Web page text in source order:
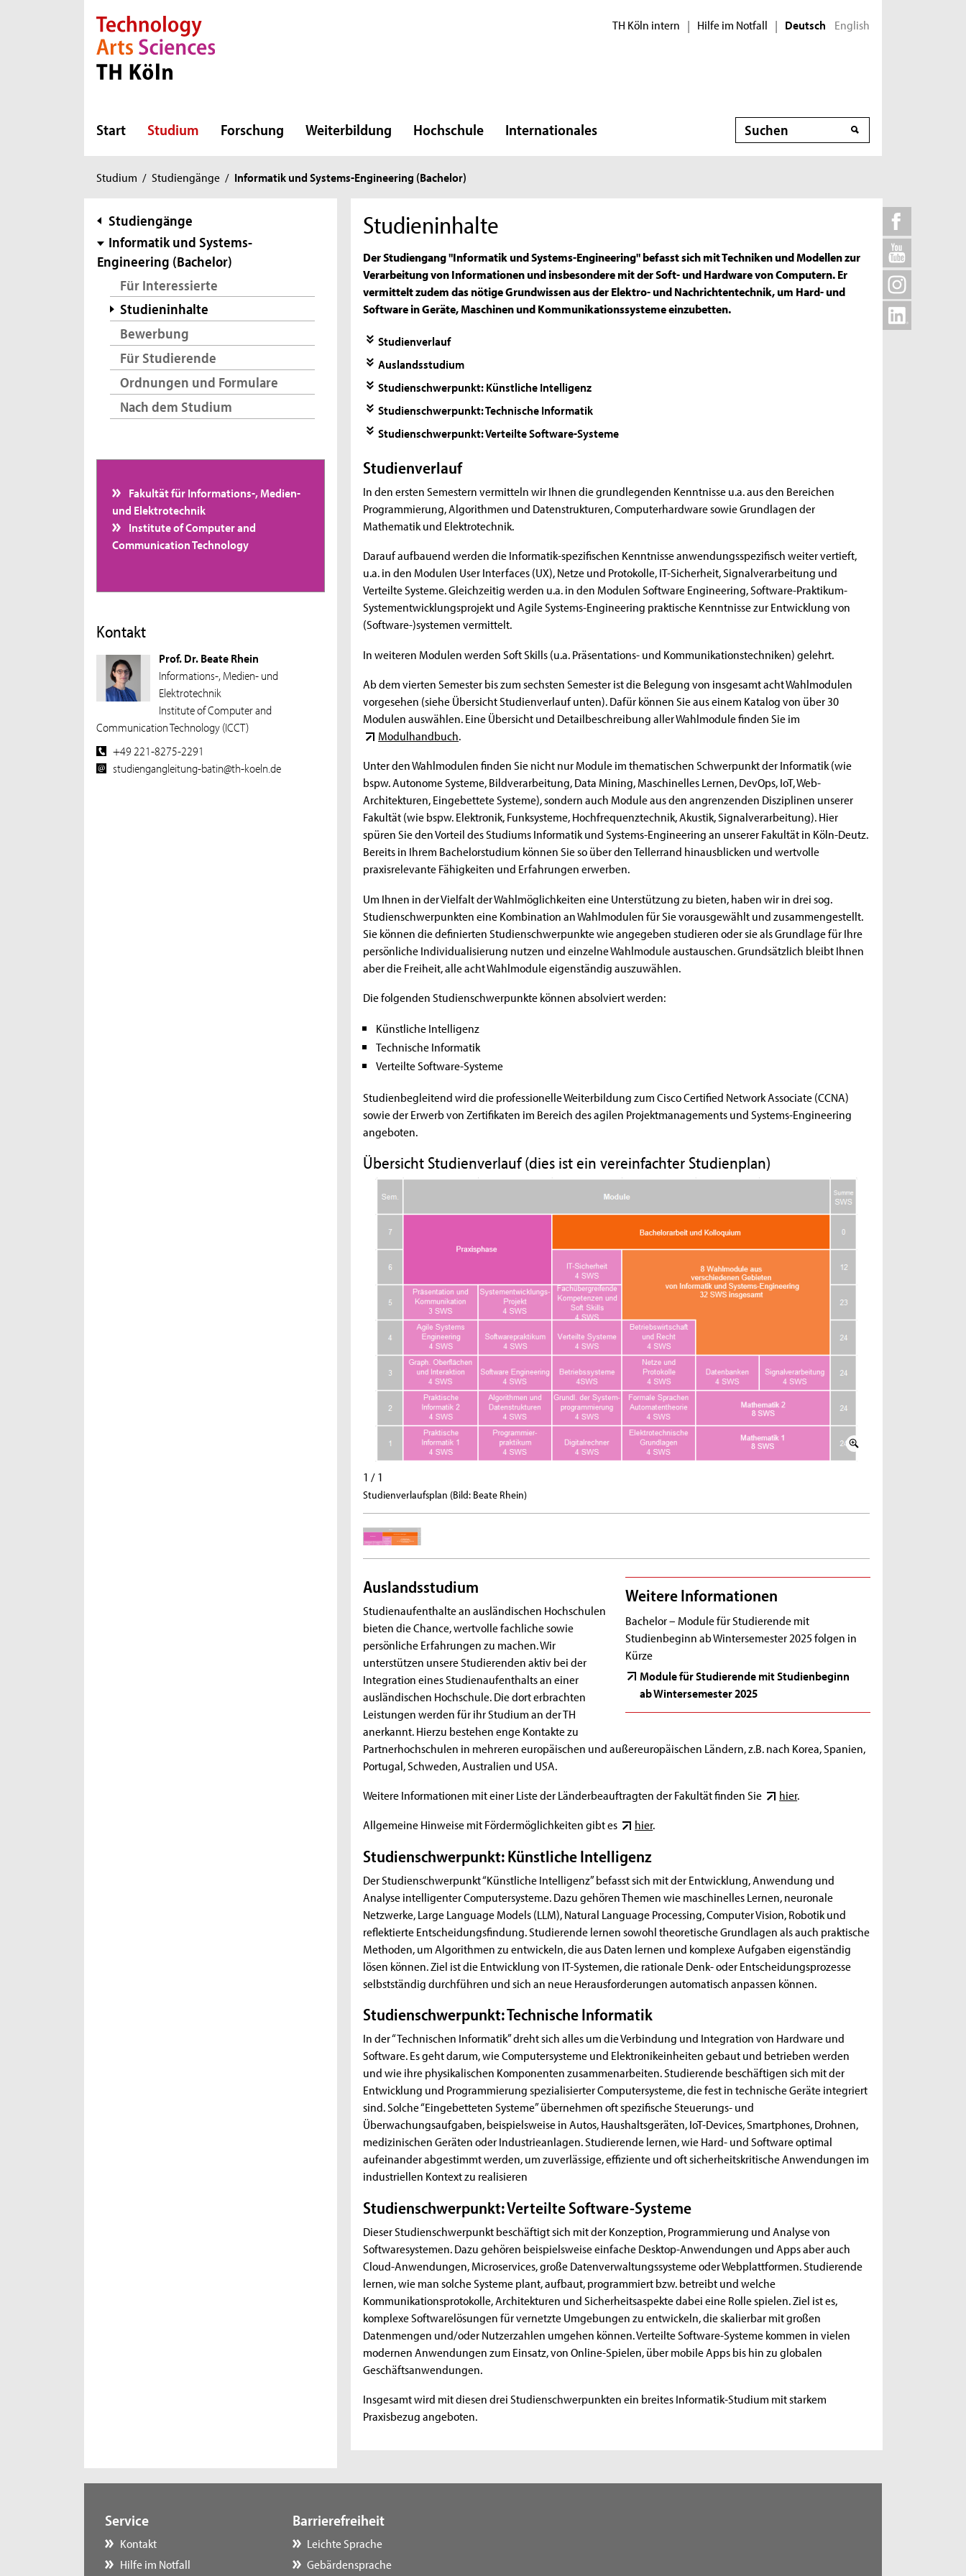
Direkt zur Hauptnavigation
Direkt zur Subnavigation
Direkt zum Inhalt
Direkt zum Fußbereich TH Köln intern | Hilfe im Notfall | Deutsch English
Start Studium Forschung Weiterbildung Hochschule Internationales Suche
Sie
hier:
Studium / Studiengänge / Informatik und Systems-Engineering (Bachelor)
Subnavigation
Studiengänge
Informatik und Systems-
Engineering (Bachelor)
Für Interessierte
Studieninhalte
Bewerbung
Für Studierende
Ordnungen und Formulare
Nach dem Studium
Fakultät für Informations-, Medien-
und Elektrotechnik
Institute of Computer and
Communication Technology
Kontakt
Prof. Dr. Beate Rhein
Informations-, Medien- und
Elektrotechnik
Institute of Computer and
Communication Technology (ICCT)
+49 221-8275-2291
studiengangleitung-batin@th-koeln.de
Studieninhalte
Der Studiengang "Informatik und Systems-Engineering" befasst sich mit Techniken und Modellen zur
Verarbeitung von Informationen und insbesondere mit der Soft- und Hardware von Computern. Er
vermittelt zudem das nötige Grundwissen aus der Elektro- und Nachrichtentechnik, um Hard- und
Software in Geräte, Maschinen und Kommunikationssysteme einzubetten.
Studienverlauf
Auslandsstudium
Studienschwerpunkt: Künstliche Intelligenz
Studienschwerpunkt: Technische Informatik
Studienschwerpunkt: Verteilte Software-Systeme
Studienverlauf
In den ersten Semestern vermitteln wir Ihnen die grundlegenden Kenntnisse u.a. aus den Bereichen
Programmierung, Algorithmen und Datenstrukturen, Computerhardware sowie Grundlagen der
Mathematik und Elektrotechnik.
Darauf aufbauend werden die Informatik-spezifischen Kenntnisse anwendungsspezifisch weiter vertieft,
u.a. in den Modulen User Interfaces (UX), Netze und Protokolle, IT-Sicherheit, Signalverarbeitung und
Verteilte Systeme. Gleichzeitig werden u.a. in den Modulen Software Engineering, Software-Praktikum-
Systementwicklungsprojekt und Agile Systems-Engineering praktische Kenntnisse zur Entwicklung von
(Software-)systemen vermittelt.
In weiteren Modulen werden Soft Skills (u.a. Präsentations- und Kommunikationstechniken) gelehrt.
Ab dem vierten Semester bis zum sechsten Semester ist die Belegung von insgesamt acht Wahlmodulen
vorgesehen (siehe Übersicht Studienverlauf unten). Dafür können Sie aus einem Katalog von über 30
Modulen auswählen. Eine Übersicht und Detailbeschreibung aller Wahlmodule finden Sie im
Modulhandbuch.
Unter den Wahlmodulen finden Sie nicht nur Module im thematischen Schwerpunkt der Informatik (wie
bspw. Autonome Systeme, Bildverarbeitung, Data Mining, Maschinelles Lernen, DevOps, IoT, Web-
Architekturen, Eingebettete Systeme), sondern auch Module aus den angrenzenden Disziplinen unserer
Fakultät (wie bspw. Elektronik, Funksysteme, Hochfrequenztechnik, Akustik, Signalverarbeitung). Hier
spüren Sie den Vorteil des Studiums Informatik und Systems-Engineering an unserer Fakultät in Köln-Deutz.
Bereits in Ihrem Bachelorstudium können Sie so über den Tellerrand hinausblicken und wertvolle
praxisrelevante Fähigkeiten und Erfahrungen erwerben.
Um Ihnen in der Vielfalt der Wahlmöglichkeiten eine Unterstützung zu bieten, haben wir in drei sog.
Studienschwerpunkten eine Kombination an Wahlmodulen für Sie vorausgewählt und zusammengestellt.
Sie können die definierten Studienschwerpunkte wie angegeben studieren oder sie als Grundlage für Ihre
persönliche Individualisierung nutzen und einzelne Wahlmodule austauschen. Grundsätzlich bleibt Ihnen
aber die Freiheit, alle acht Wahlmodule eigenständig auszuwählen.
Die folgenden Studienschwerpunkte können absolviert werden:
Künstliche Intelligenz
Technische Informatik
Verteilte Software-Systeme
Studienbegleitend wird die professionelle Weiterbildung zum Cisco Certified Network Associate (CCNA)
sowie der Erwerb von Zertifikaten im Bereich des agilen Projektmanagements und Systems-Engineering
angeboten.
Übersicht Studienverlauf (dies ist ein vereinfachter Studienplan)
1 / 1
Studienverlaufsplan (Bild: Beate Rhein)
Weitere Informationen
Bachelor – Module für Studierende mit
Studienbeginn ab Wintersemester 2025 folgen in
Kürze
Module für Studierende mit Studienbeginn
ab Wintersemester 2025
Auslandsstudium
Studienaufenthalte an ausländischen Hochschulen
bieten die Chance, wertvolle fachliche sowie
persönliche Erfahrungen zu machen. Wir
unterstützen unsere Studierenden aktiv bei der
Integration eines Studienaufenthalts an einer
ausländischen Hochschule. Die dort erbrachten
Leistungen werden für ihr Studium an der TH
anerkannt. Hierzu bestehen enge Kontakte zu
Partnerhochschulen in mehreren europäischen und außereuropäischen Ländern, z.B. nach Korea, Spanien,
Portugal, Schweden, Australien und USA.
Weitere Informationen mit einer Liste der Länderbeauftragten der Fakultät finden Sie
hier.
Allgemeine Hinweise mit Fördermöglichkeiten gibt es
hier.
Studienschwerpunkt: Künstliche Intelligenz
Der Studienschwerpunkt “Künstliche Intelligenz” befasst sich mit der Entwicklung, Anwendung und
Analyse intelligenter Computersysteme. Dazu gehören Themen wie maschinelles Lernen, neuronale
Netzwerke, Large Language Models (LLM), Natural Language Processing, Computer Vision, Robotik und
reflektierte Entscheidungsfindung. Studierende lernen sowohl theoretische Grundlagen als auch praktische
Methoden, um Algorithmen zu entwickeln, die aus Daten lernen und komplexe Aufgaben eigenständig
lösen können. Ziel ist die Entwicklung von IT-Systemen, die rationale Denk- oder Entscheidungsprozesse
selbstständig durchführen und sich an neue Herausforderungen automatisch anpassen können.
Studienschwerpunkt: Technische Informatik
In der “Technischen Informatik” dreht sich alles um die Verbindung und Integration von Hardware und
Software. Es geht darum, wie Computersysteme und Elektronikeinheiten gebaut und betrieben werden
und wie ihre physikalischen Komponenten zusammenarbeiten. Studierende beschäftigen sich mit der
Entwicklung und Programmierung spezialisierter Computersysteme, die fest in technische Geräte integriert
sind. Solche “Eingebetteten Systeme” übernehmen oft spezifische Steuerungs- und
Überwachungsaufgaben, beispielsweise in Autos, Haushaltsgeräten, IoT-Devices, Smartphones, Drohnen,
medizinischen Geräten oder Industrieanlagen. Studierende lernen, wie Hard- und Software optimal
aufeinander abgestimmt werden, um zuverlässige, effiziente und oft sicherheitskritische Anwendungen im
industriellen Kontext zu realisieren
Studienschwerpunkt: Verteilte Software-Systeme
Dieser Studienschwerpunkt beschäftigt sich mit der Konzeption, Programmierung und Analyse von
Softwaresystemen. Dazu gehören beispielsweise einfache Desktop-Anwendungen und Apps aber auch
Cloud-Anwendungen, Microservices, große Datenverwaltungssysteme oder Webplattformen. Studierende
lernen, wie man solche Systeme plant, aufbaut, programmiert bzw. betreibt und welche
Kommunikationsprotokolle, Architekturen und Sicherheitsaspekte dabei eine Rolle spielen. Ziel ist es,
komplexe Softwarelösungen für vernetzte Umgebungen zu entwickeln, die skalierbar mit großen
Datenmengen und/oder Nutzerzahlen umgehen können. Verteilte Software-Systeme kommen in vielen
modernen Anwendungen zum Einsatz, von Online-Spielen, über mobile Apps bis hin zu globalen
Geschäftsanwendungen.
Insgesamt wird mit diesen drei Studienschwerpunkten ein breites Informatik-Studium mit starkem
Praxisbezug angeboten.
Service
Kontakt
Hilfe im Notfall
Barrierefreiheit
Leichte Sprache
Gebärdensprache